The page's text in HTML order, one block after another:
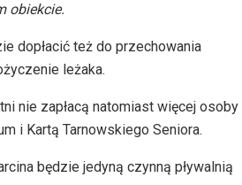
obiekcie.
dopłacić też do przechowania
leżaka.
nie zapłacą natomiast więcej osoby
i Kartą Tarnowskiego Seniora.
będzie jedyną czynną pływalnią